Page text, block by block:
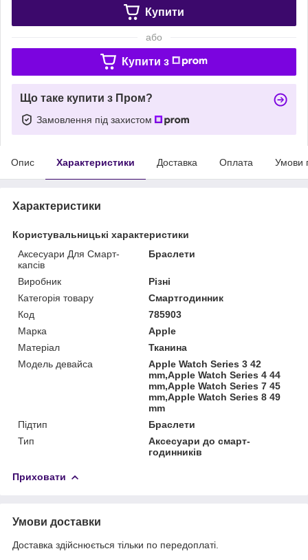
Купити
або
Купити з
Що таке купити з Пром?
Замовлення під захистом
Опис Характеристики Доставка Оплата Умови
Характеристики
Користувальницькі характеристики
Аксесуари Для Смарт-
капсів
Браслети
Виробник
Різні
Категорія товару
Смартгодинник
Код
785903
Марка
Apple
Матеріал
Тканина
Модель девайса
Apple Watch Series 3 42
mm,Apple Watch Series 4 44
mm,Apple Watch Series 7 45
mm,Apple Watch Series 8 49
mm
Підтип
Браслети
Тип
Аксесуари до смарт-
годинників
Приховати
Умови доставки
Доставка здійснюється тільки по передоплаті.